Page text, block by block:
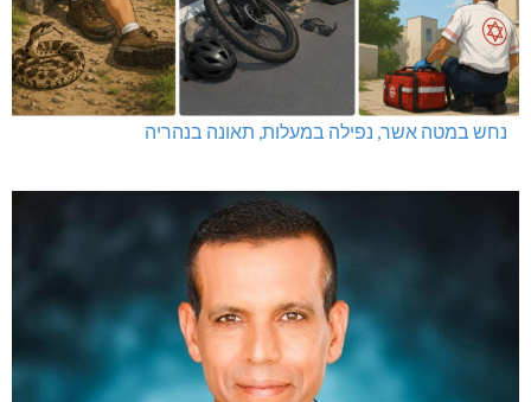
נחש במטה אשר, נפילה במעלות, תאונה בנהריה